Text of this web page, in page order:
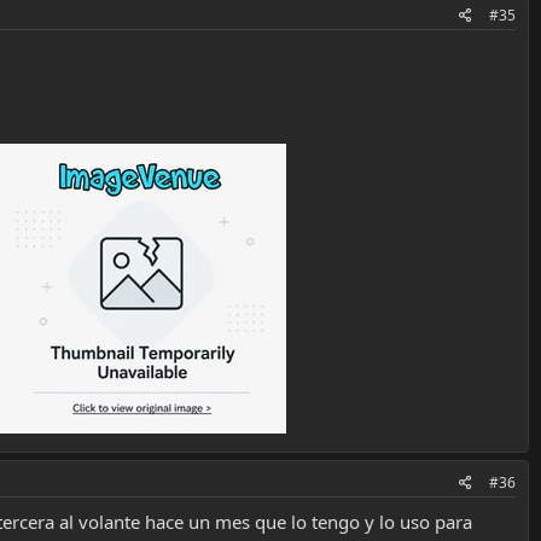
#35
#36
al volante hace un mes que lo tengo y lo uso para